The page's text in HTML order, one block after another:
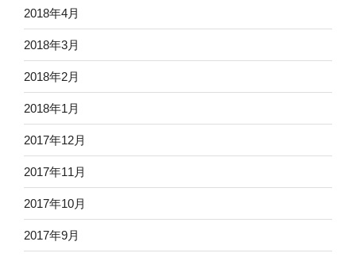
2018年4月
2018年3月
2018年2月
2018年1月
2017年12月
2017年11月
2017年10月
2017年9月